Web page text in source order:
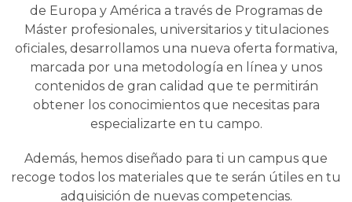
de Europa y América a través de Programas de
Máster profesionales, universitarios y titulaciones
oficiales, desarrollamos una nueva oferta formativa,
marcada por una metodología en línea y unos
contenidos de gran calidad que te permitirán
obtener los conocimientos que necesitas para
especializarte en tu campo.
Además, hemos diseñado para ti un campus que
recoge todos los materiales que te serán útiles en tu
adquisición de nuevas competencias.